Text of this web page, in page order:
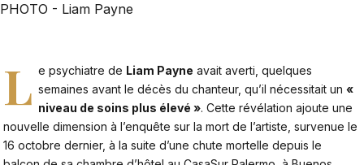
PHOTO - Liam Payne
L e psychiatre de Liam Payne avait averti, quelques
semaines avant le décès du chanteur, qu’il nécessitait un«
niveau de soins plus élevé ». Cette révélation ajoute une
nouvelle dimension à l’enquête sur la mort de l’artiste, survenue le
16 octobre dernier, à la suite d’une chute mortelle depuis le